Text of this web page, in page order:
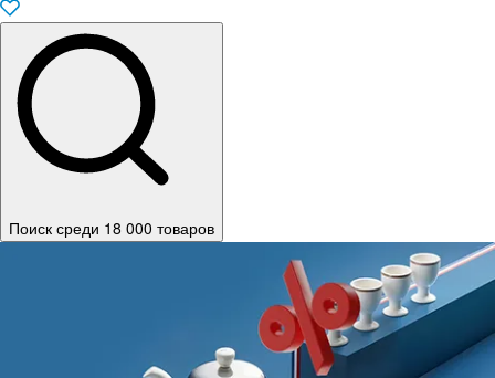
Поиск среди 18 000 товаров